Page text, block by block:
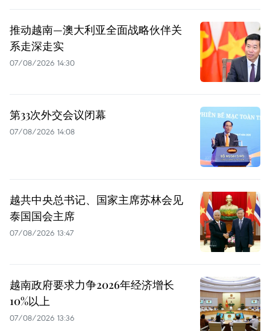
推动越南—澳大利亚全面战略伙伴关
系走深走实
07/08/2026 14:30
第33次外交会议闭幕
07/08/2026 14:08
越共中央总书记、国家主席苏林会见
泰国国会主席
07/08/2026 13:47
越南政府要求力争2026年经济增长
10%以上
07/08/2026 13:36